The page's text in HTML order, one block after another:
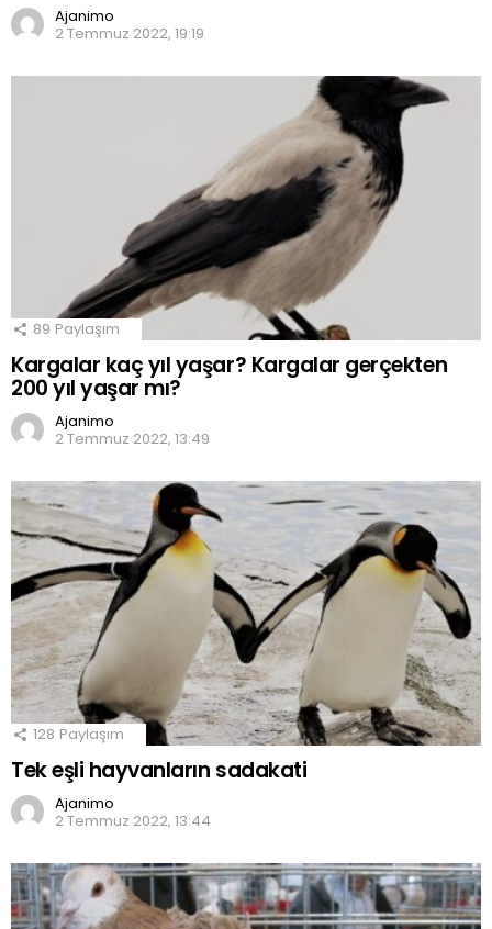
Ajanimo
2 Temmuz 2022, 19:19
89 Paylaşım
Kargalar kaç yıl yaşar? Kargalar gerçekten
200 yıl yaşar mı?
Ajanimo
2 Temmuz 2022, 13:49
128 Paylaşım
Tek eşli hayvanların sadakati
Ajanimo
2 Temmuz 2022, 13:44